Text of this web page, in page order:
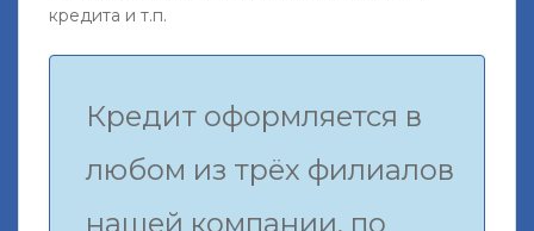
кредита и т.п.
Кредит оформляется в
любом из трёх филиалов
нашей компании, по